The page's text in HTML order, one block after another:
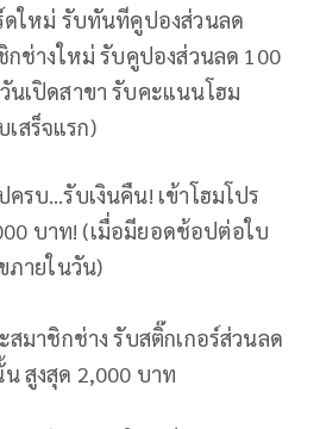
ดใหม่ รับทันทีคูปองส่วนลด
กช่างใหม่ รับคูปองส่วนลด 100
เปิดสาขา รับคะแนนโฮม
เสร็จแรก)
รบ…รับเงินคืน! เข้าโฮมโปร
บาท! (เมื่อมียอดช้อปต่อใบ
ภายในวัน)
สมาชิกช่าง รับสติ๊กเกอร์ส่วนลด
สูงสุด 2,000 บาท